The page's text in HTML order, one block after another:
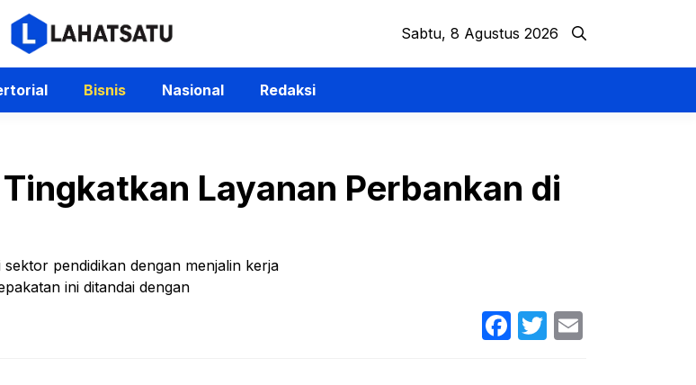
Sabtu, 8 Agustus 2026
Bisnis Nasional Redaksi
Layanan Perbankan di
pendidikan dengan menjalin kerja
ini ditandai dengan
Facebook
Twitter